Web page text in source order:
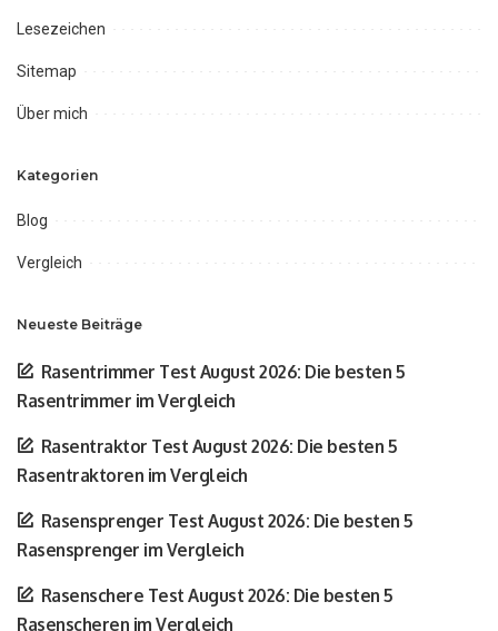
Lesezeichen
Sitemap
Über mich
Kategorien
Blog
Vergleich
Neueste Beiträge
Rasentrimmer Test August 2026: Die besten 5
Rasentrimmer im Vergleich
Rasentraktor Test August 2026: Die besten 5
Rasentraktoren im Vergleich
Rasensprenger Test August 2026: Die besten 5
Rasensprenger im Vergleich
Rasenschere Test August 2026: Die besten 5
Rasenscheren im Vergleich